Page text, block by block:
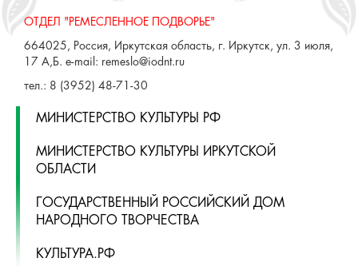
ОТДЕЛ "РЕМЕСЛЕННОЕ ПОДВОРЬЕ"
664025, Россия, Иркутская область, г. Иркутск, ул. 3 июля,
17 А,Б. e-mail: remeslo@iodnt.ru
тел.: 8 (3952) 48-71-30
МИНИСТЕРСТВО КУЛЬТУРЫ РФ
МИНИСТЕРСТВО КУЛЬТУРЫ ИРКУТСКОЙ
ОБЛАСТИ
ГОСУДАРСТВЕННЫЙ РОССИЙСКИЙ ДОМ
НАРОДНОГО ТВОРЧЕСТВА
КУЛЬТУРА.РФ